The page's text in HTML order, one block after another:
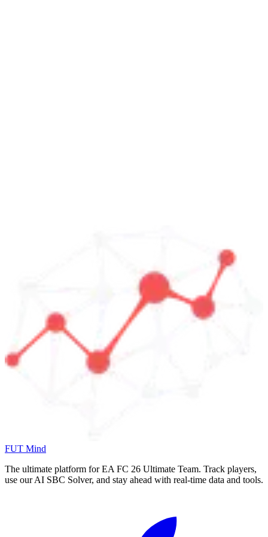
FUT Mind
The ultimate platform for EA FC 26 Ultimate Team. Track players,
use our AI SBC Solver, and stay ahead with real-time data and tools.